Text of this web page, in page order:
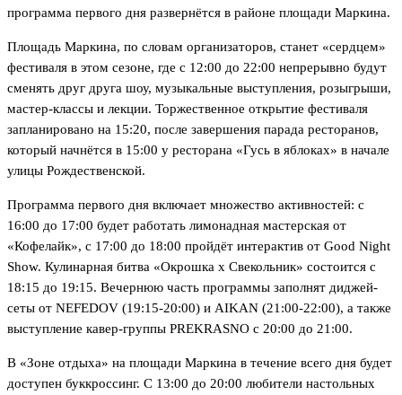
программа первого дня развернётся в районе площади Маркина.
Площадь Маркина, по словам организаторов, станет «сердцем»
фестиваля в этом сезоне, где с 12:00 до 22:00 непрерывно будут
сменять друг друга шоу, музыкальные выступления, розыгрыши,
мастер-классы и лекции. Торжественное открытие фестиваля
запланировано на 15:20, после завершения парада ресторанов,
который начнётся в 15:00 у ресторана «Гусь в яблоках» в начале
улицы Рождественской.
Программа первого дня включает множество активностей: с
16:00 до 17:00 будет работать лимонадная мастерская от
«Кофелайк», с 17:00 до 18:00 пройдёт интерактив от Good Night
Show. Кулинарная битва «Окрошка х Свекольник» состоится с
18:15 до 19:15. Вечернюю часть программы заполнят диджей-
сеты от NEFEDOV (19:15-20:00) и AIKAN (21:00-22:00), а также
выступление кавер-группы PREKRASNO с 20:00 до 21:00.
В «Зоне отдыха» на площади Маркина в течение всего дня будет
доступен буккроссинг. С 13:00 до 20:00 любители настольных